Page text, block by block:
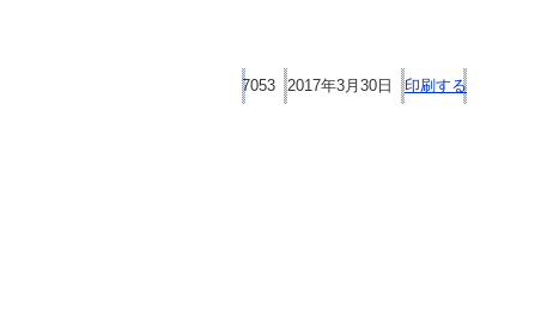
7053 2017年3月30日 印刷する